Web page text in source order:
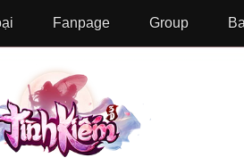
Fanpage Group